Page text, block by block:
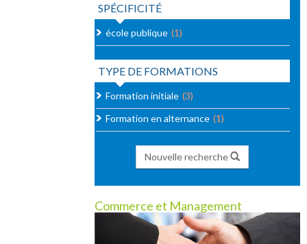
SPÉCIFICITÉ
école publique (1)
TYPE DE FORMATIONS
Formation initiale (3)
Formation en alternance (1)
Nouvelle recherche
Commerce et Management